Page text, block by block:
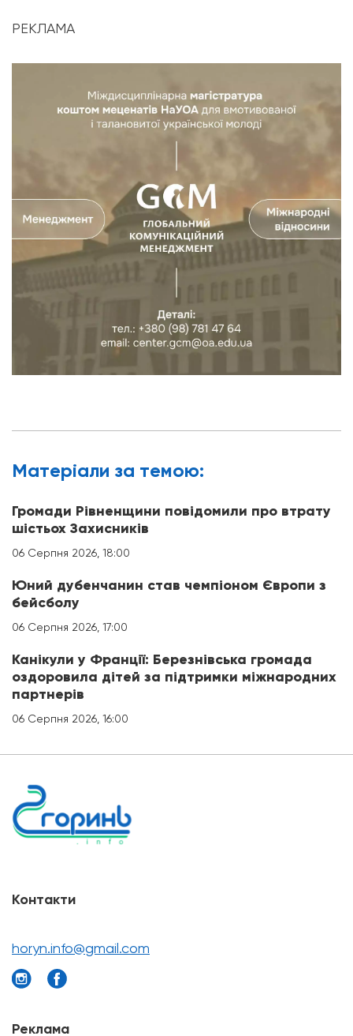
РЕКЛАМА
Матерiали за темою:
Громади Рівненщини повідомили про втрату
шістьох Захисників
06 Серпня 2026, 18:00
Юний дубенчанин став чемпіоном Європи з
бейсболу
06 Серпня 2026, 17:00
Канікули у Франції: Березнівська громада
оздоровила дітей за підтримки міжнародних
партнерів
06 Серпня 2026, 16:00
Контакти
horyn.info@gmail.com
Реклама